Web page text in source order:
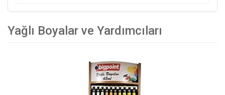
Yağlı Boyalar ve Yardımcıları